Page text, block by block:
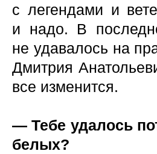
с легендами и
и надо. В
не удавалось на
Дмитрия
все изменится.
— Тебе удалось
белых?